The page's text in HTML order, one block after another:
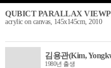
QUBICT PARALLAX
acrylic on canvas, 145x145cm, 2010
김용관(Kim,
1980년 출생